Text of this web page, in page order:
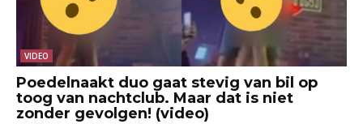
VIDEO
Poedelnaakt duo gaat stevig van bil op
toog van nachtclub. Maar dat is niet
zonder gevolgen! (video)